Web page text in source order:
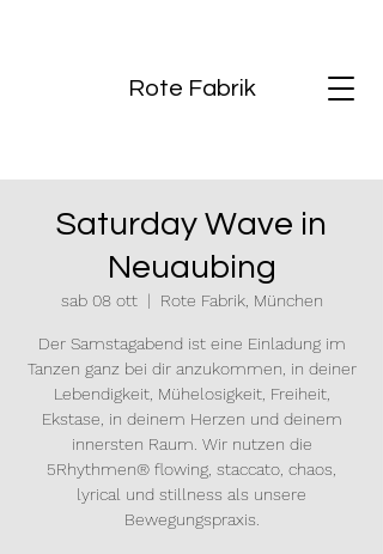
Rote Fabrik
Saturday Wave in
Neuaubing
sab 08 ott
  |
Rote Fabrik, München
Der Samstagabend ist eine Einladung im
Tanzen ganz bei dir anzukommen, in deiner
Lebendigkeit, Mühelosigkeit, Freiheit,
Ekstase, in deinem Herzen und deinem
innersten Raum. Wir nutzen die
5Rhythmen® flowing, staccato, chaos,
lyrical und stillness als unsere
Bewegungspraxis.